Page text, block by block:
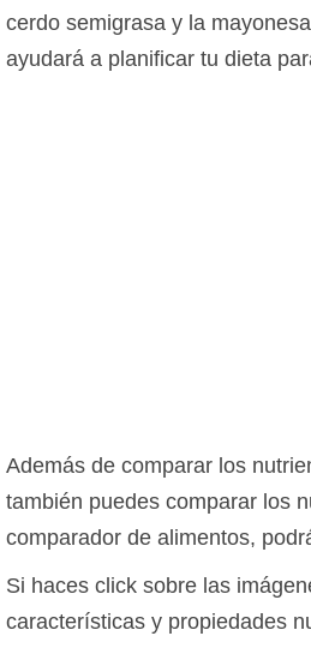
cerdo semigrasa y la
ayudará a planificar tu dieta
Además de comparar los
también puedes comparar los
comparador de alimentos,
Si haces click sobre las
características y propiedades